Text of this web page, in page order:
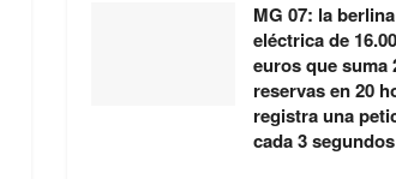
MG 07: la berlina
eléctrica de
euros que suma
reservas en 20
registra una
cada 3 segundos